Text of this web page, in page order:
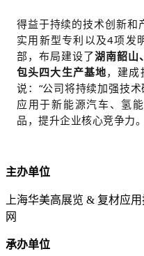
得益于持续的技术创新和
实用新型专利以及4项发
部，布局建设了湖南韶山
包头四大生产基地，建成
说：“公司将持续加强技
应用于新能源汽车、氢
品，提升企业核心竞争力
主办单位
上海华美高展览 & 复材应
网
承办单位